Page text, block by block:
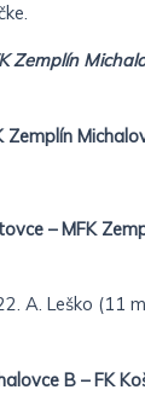
Zemplín
Zemplín
– MFK
A. Leško (11
B – FK